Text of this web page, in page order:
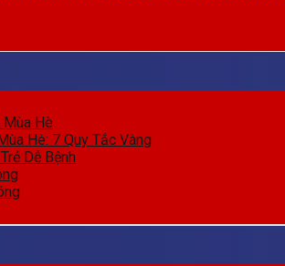
Mùa Hè
Hè: 7 Quy Tắc Vàng
Dễ Bệnh